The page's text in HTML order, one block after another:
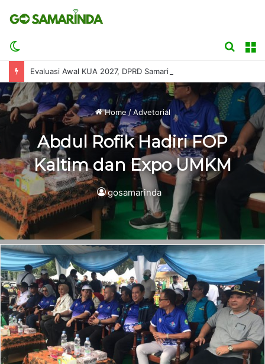
skin
Search
for
Home/Advetorial
Abdul Rofik Hadiri FOP
Kaltim dan Expo UMKM
gosamarinda